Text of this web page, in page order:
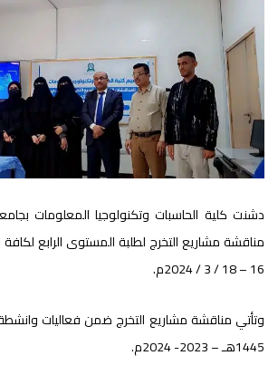
دشنت كلية الحاسبات وتكنولوجيا المعلومات
مناقشة مشاريع التخرج لطلبة المستوى الرابع لكافة
16 – 18 / 3 / 2024م.
وتأتي مناقشة مشاريع التخرج ضمن فعاليات
1445هـ – 2023- 2024م.